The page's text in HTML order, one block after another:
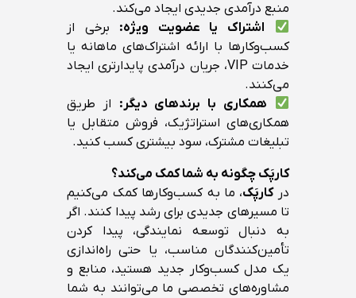
منبع درآمدی جدیدی ایجاد می‌کند.
اشتراک یا عضویت ویژه: برخی از
کسب‌وکارها با ارائه اشتراک‌های ماهانه یا
خدمات VIP، جریان درآمدی پایدارتری ایجاد
می‌کنند.
همکاری با برندهای دیگر: از طریق
همکاری‌های استراتژیک، فروش متقابل یا
تبلیغات مشترک، سود بیشتری کسب کنید.
کارپَک چگونه به شما کمک می‌کند؟
درکارپَک، ما به کسب‌وکارها کمک می‌کنیم
تا مسیرهای جدیدی برای رشد پیدا کنند. اگر
به دنبال توسعه نمایندگی، پیدا کردن
تأمین‌کنندگان مناسب، یا حتی راه‌اندازی
یک مدل کسب‌وکار جدید هستید، منابع و
مشاوره‌های تخصصی ما می‌توانند به شما